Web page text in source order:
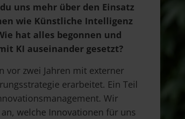
uns mehr über den Einsatz
wie Künstliche Intelligenz
hat alles begonnen und
KI auseinander gesetzt?
vor zwei Jahren mit externer
erarbeitet. Ein Teil
Wir
welche Innovationen für uns